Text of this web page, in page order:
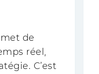
de
réel,
C’est